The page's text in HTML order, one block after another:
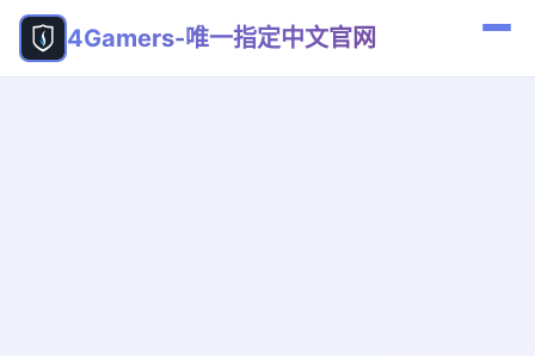
4Gamers-唯一指定中文官网